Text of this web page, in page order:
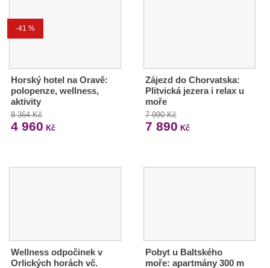
-41 %
Horský hotel na Oravě:
polopenze, wellness,
aktivity
8 364 Kč
4 960 Kč
Zájezd do Chorvatska:
Plitvická jezera i relax u
moře
7 990 Kč
7 890 Kč
Wellness odpočinek v
Orlických horách vč.
Pobyt u Baltského
moře: apartmány 300 m